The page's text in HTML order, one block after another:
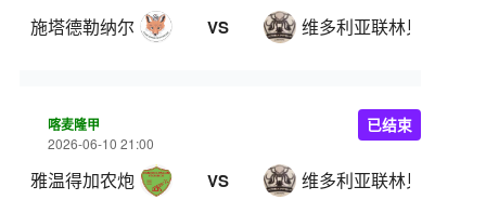
施塔德勒纳尔 VS 维多利亚联林贝
喀麦隆甲
2026-06-10 21:00
雅温得加农炮 VS 维多利亚联林贝
已结束